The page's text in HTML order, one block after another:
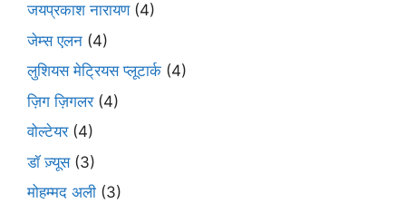
जयप्रकाश नारायण(4)
जेम्स एलन (4)
लुशियस मेट्रियस प्लूटार्क (4)
ज़िग ज़िगलर(4)
वोल्टेयर(4)
डॉ ज़्यूस(3)
मोहम्मद अली (3)